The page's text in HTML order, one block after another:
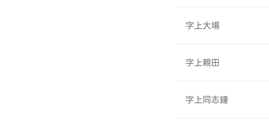
字上大場
字上親田
字上同志鐘